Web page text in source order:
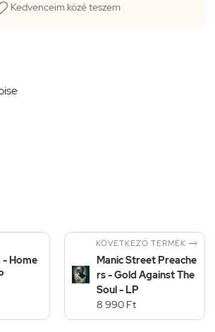
Kedvenceim közé teszem
- Home
KÖVETKEZŐ TERMÉK 
Manic Street Preache
rs - Gold Against The
Soul - LP
8 990 Ft